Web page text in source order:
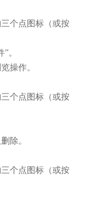
个点图标（或按
。
操作。
个点图标（或按
除。
个点图标（或按